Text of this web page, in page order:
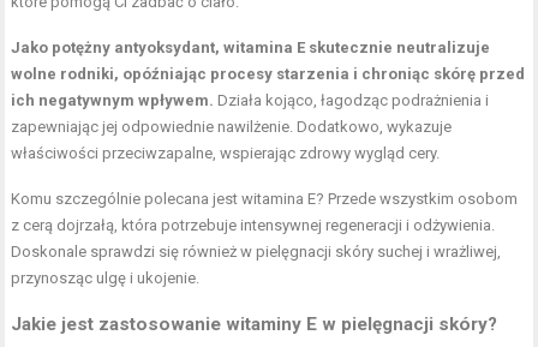
Jako potężny antyoksydant, witamina E skutecznie neutralizuje
wolne rodniki, opóźniając procesy starzenia i chroniąc skórę przed
ich negatywnym wpływem. Działa kojąco, łagodząc podrażnienia i
zapewniając jej odpowiednie nawilżenie. Dodatkowo, wykazuje
właściwości przeciwzapalne, wspierając zdrowy wygląd cery.
Komu szczególnie polecana jest witamina E? Przede wszystkim osobom
z cerą dojrzałą, która potrzebuje intensywnej regeneracji i odżywienia.
Doskonale sprawdzi się również w pielęgnacji skóry suchej i wrażliwej,
przynosząc ulgę i ukojenie.
Jakie jest zastosowanie witaminy E w pielęgnacji skóry?